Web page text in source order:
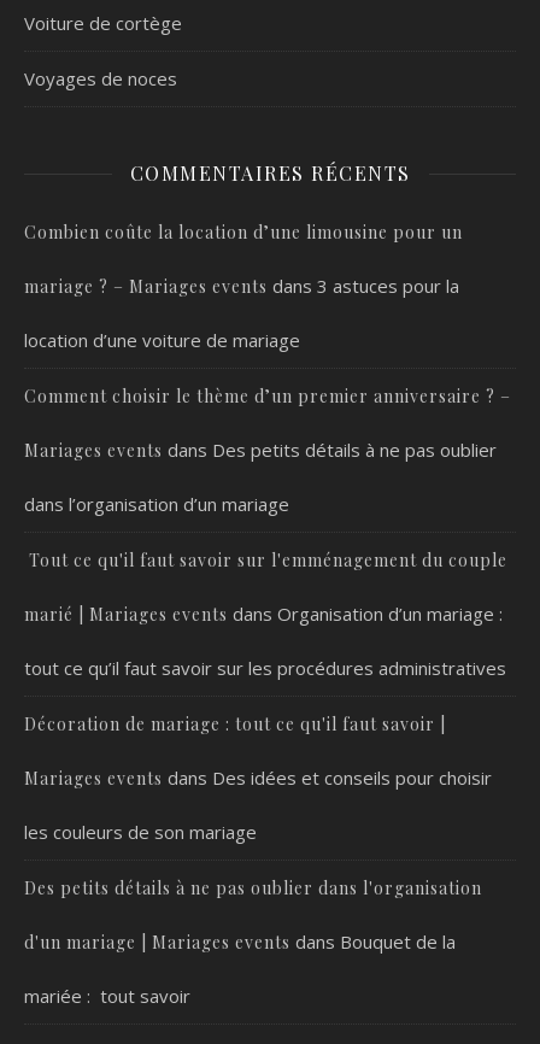
Voiture de cortège
Voyages de noces
COMMENTAIRES RÉCENTS
Combien coûte la location d’une limousine pour un
mariage ? – Mariages events dans 3 astuces pour la
location d’une voiture de mariage
Comment choisir le thème d’un premier anniversaire ? –
Mariages events dans Des petits détails à ne pas oublier
dans l’organisation d’un mariage
Tout ce qu'il faut savoir sur l'emménagement du couple
marié | Mariages events dans Organisation d’un mariage :
tout ce qu’il faut savoir sur les procédures administratives
Décoration de mariage : tout ce qu'il faut savoir |
Mariages events dans Des idées et conseils pour choisir
les couleurs de son mariage
Des petits détails à ne pas oublier dans l'organisation
d'un mariage | Mariages events dans Bouquet de la
mariée : tout savoir